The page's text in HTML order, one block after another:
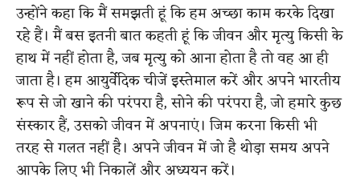
उन्होंने कहा कि मैं समझती हूं कि हम अच्छा काम करके दिखा
रहे हैं। मैं बस इतनी बात कहती हूं कि जीवन और मृत्यु किसी के
हाथ में नहीं होता है, जब मृत्यु को आना होता है तो वह आ ही
जाता है। हम आयुर्वेदिक चीजें इस्तेमाल करें और अपने भारतीय
रूप से जो खाने की परंपरा है, सोने की परंपरा है, जो हमारे कुछ
संस्कार हैं, उसको जीवन में अपनाएं। जिम करना किसी भी
तरह से गलत नहीं है। अपने जीवन में जो है थोड़ा समय अपने
आपके लिए भी निकालें और अध्ययन करें।